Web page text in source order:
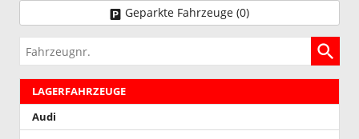
Geparkte Fahrzeuge (0)
Fahrzeugnr.
LAGERFAHRZEUGE
Audi